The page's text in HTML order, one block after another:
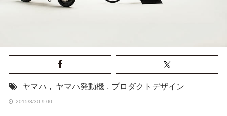
ヤマハ , ヤマハ発動機 , プロダクトデザイン
2015/3/30 9:00